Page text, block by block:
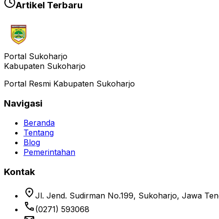
Artikel Terbaru
Portal Sukoharjo
Kabupaten Sukoharjo
Portal Resmi Kabupaten Sukoharjo
Navigasi
Beranda
Tentang
Blog
Pemerintahan
Kontak
location_on Jl. Jend. Sudirman No.199, Sukoharjo, Jawa
phone (0271) 593068